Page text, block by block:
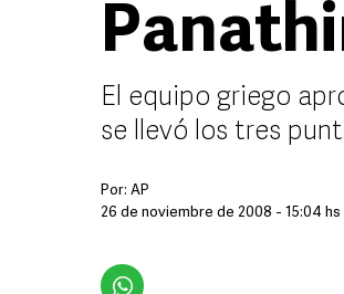
El equipo griego
se llevó los tres
Por: AP
26 de noviembre de 2008 - 15:04 hs